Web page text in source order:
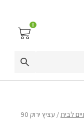
0
לבית
/ עציץ ירוק 90